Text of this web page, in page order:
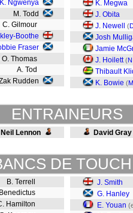
K. Ngwenya
M. Todd
C. Gilmour
Boothe
Fraser
O. Thomas
A. Tod
Rudden
K. Megwa
J. Obita
J. Newell
(
Josh
Jamie
J. Hoilett (
Thibault
K. Bowie (
ENTRAINEURS
Neil Lennon David Gray
DE
B. Terrell
Hamilton
J. Smith
G. Hanley
E. Youan